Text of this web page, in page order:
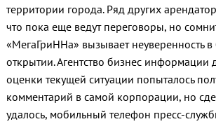
территории города. Ряд других
что пока еще ведут переговоры, но
«МегаГриННа» вызывает неуверенность
открытии. Агентство бизнес информации
оценки текущей ситуации попыталось
комментарий в самой корпорации, но
удалось, мобильный телефон пресс-